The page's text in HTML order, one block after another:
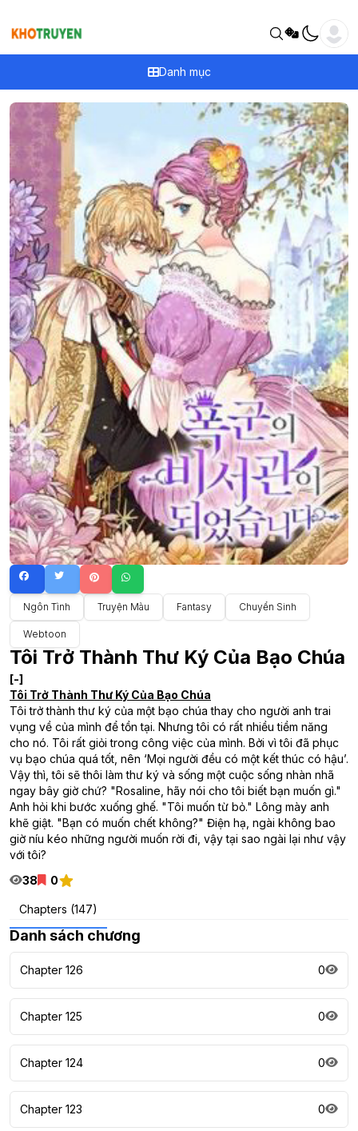
Danh mục
Ngôn Tình Truyện Màu Fantasy Chuyển Sinh
Webtoon
Tôi Trở Thành Thư Ký Của Bạo Chúa
[-]
Tôi Trở Thành Thư Ký Của Bạo Chúa
Tôi trở thành thư ký của một bạo chúa thay cho người anh trai
vụng về của mình để tồn tại. Nhưng tôi có rất nhiều tiềm năng
cho nó. Tôi rất giỏi trong công việc của mình. Bởi vì tôi đã phục
vụ bạo chúa quá tốt, nên ‘Mọi người đều có một kết thúc có hậu’.
Vậy thì, tôi sẽ thôi làm thư ký và sống một cuộc sống nhàn nhã
ngay bây giờ chứ? "Rosaline, hãy nói cho tôi biết bạn muốn gì."
Anh hỏi khi bước xuống ghế. "Tôi muốn từ bỏ." Lông mày anh
khẽ giật. "Bạn có muốn chết không?" Điện hạ, ngài không bao
giờ níu kéo những người muốn rời đi, vậy tại sao ngài lại như vậy
với tôi?
38
0
Chapters (147)
Danh sách chương
Chapter 126 0
Chapter 125 0
Chapter 124 0
Chapter 123 0